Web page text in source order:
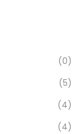
(0)
(5)
(4)
(4)